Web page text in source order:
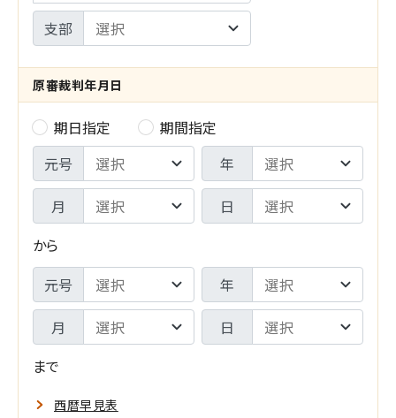
択
（
o
r
/
n
d
）
支部
原審裁判年月日
原
審
裁
判
年
月
日
-
検
期日指定 期間指定
期
間
F
R
O
元号
年
月
日
から
期
間
T
O
元号
年
月
日
まで
西暦早見表